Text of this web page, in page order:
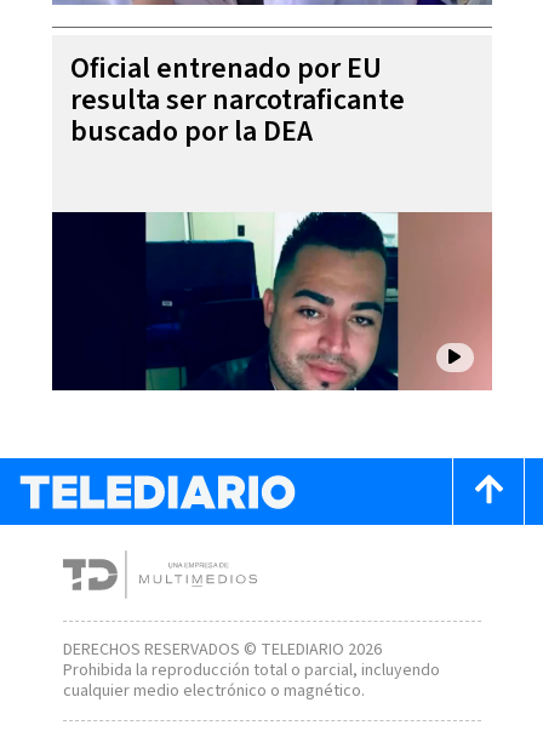
Oficial entrenado por EU
resulta ser narcotraficante
buscado por la DEA
DERECHOS RESERVADOS © TELEDIARIO 2026
Prohibida la reproducción total o parcial, incluyendo
cualquier medio electrónico o magnético.